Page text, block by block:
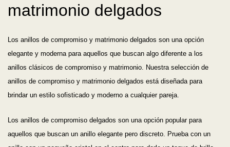
matrimonio delgados
Los anillos de compromiso y matrimonio delgados son una opción
elegante y moderna para aquellos que buscan algo diferente a los
anillos clásicos de compromiso y matrimonio. Nuestra selección de
anillos de compromiso y matrimonio delgados está diseñada para
brindar un estilo sofisticado y moderno a cualquier pareja.
Los anillos de compromiso delgados son una opción popular para
aquellos que buscan un anillo elegante pero discreto. Prueba con un